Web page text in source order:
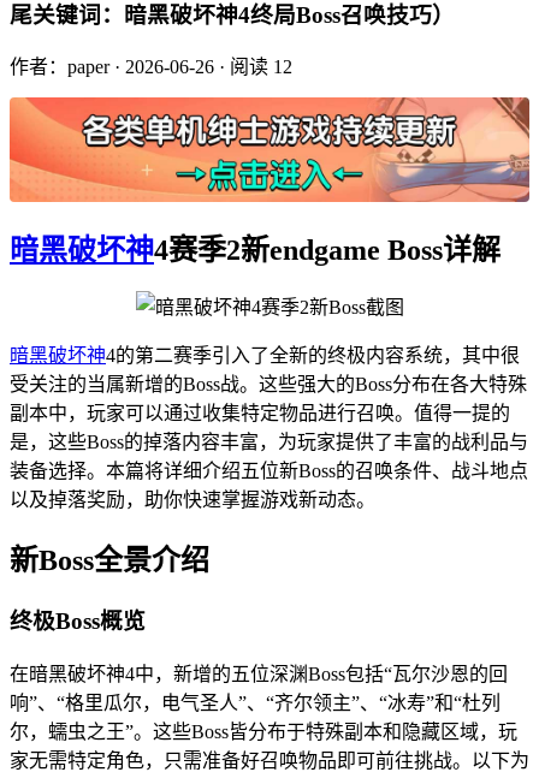
尾关键词：暗黑破坏神4终局Boss召唤技巧）
作者：paper· 2026-06-26 · 阅读 12
暗黑破坏神4赛季2新endgame Boss详解
暗黑破坏神4的第二赛季引入了全新的终极内容系统，其中很
受关注的当属新增的Boss战。这些强大的Boss分布在各大特殊
副本中，玩家可以通过收集特定物品进行召唤。值得一提的
是，这些Boss的掉落内容丰富，为玩家提供了丰富的战利品与
装备选择。本篇将详细介绍五位新Boss的召唤条件、战斗地点
以及掉落奖励，助你快速掌握游戏新动态。
新Boss全景介绍
终极Boss概览
在暗黑破坏神4中，新增的五位深渊Boss包括“瓦尔沙恩的回
响”、“格里瓜尔，电气圣人”、“齐尔领主”、“冰寿”和“杜列
尔，蠕虫之王”。这些Boss皆分布于特殊副本和隐藏区域，玩
家无需特定角色，只需准备好召唤物品即可前往挑战。以下为